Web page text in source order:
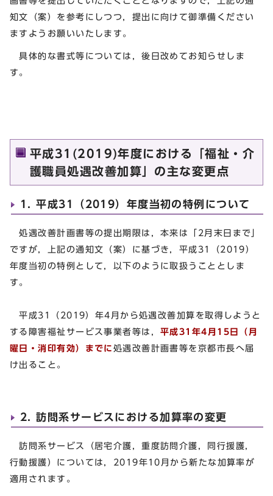
知文（案）を参考にしつつ，提出に向けて御準備ください
ますようお願いいたします。
具体的な書式等については，後日改めてお知らせしま
す。
平成31(2019)年度における「福祉・介
護職員処遇改善加算」の主な変更点
1. 平成31（2019）年度当初の特例について
処遇改善計画書等の提出期限は，本来は「2月末日まで」
ですが，上記の通知文（案）に基づき，平成31（2019）
年度当初の特例として，以下のように取扱うこととしま
す。
平成31（2019）年4月から処遇改善加算を取得しようと
する障害福祉サービス事業者等は，平成31年4月15日（月
曜日・消印有効）までに 処遇改善計画書等を京都市長へ届
け出ること。
2. 訪問系サービスにおける加算率の変更
訪問系サービス（居宅介護，重度訪問介護，同行援護，
行動援護）については，2019年10月から新たな加算率が
適用されます。